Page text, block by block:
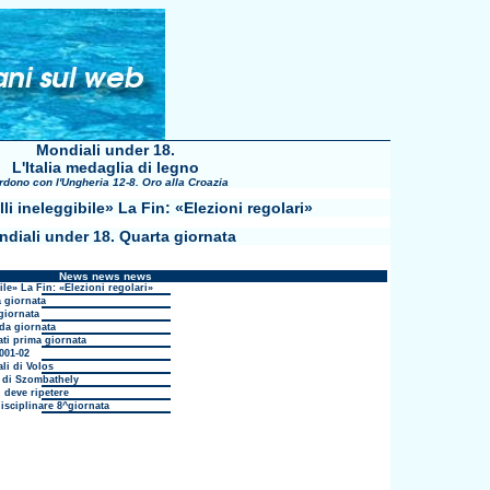
Mondiali under 18.
L'Italia medaglia di legno
con l'Ungheria 12-8. Oro alla Croazia
ineleggibile» La Fin: «Elezioni regolari»
under 18. Quarta giornata
News news news
La Fin: «Elezioni regolari»
giornata
giornata
prima giornata
02
di Volos
Szombathely
deve ripetere
8^giornata